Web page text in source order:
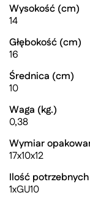
Wysokość (cm)
14
Głębokość (cm)
16
Średnica (cm)
10
Waga (kg.)
0,38
Wymiar
17x10x12
Ilość
1xGU10